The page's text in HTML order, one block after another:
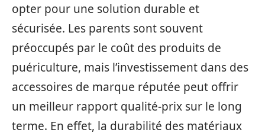
opter pour une solution durable et
sécurisée. Les parents sont souvent
préoccupés par le coût des produits de
puériculture, mais l’investissement dans des
accessoires de marque réputée peut offrir
un meilleur rapport qualité-prix sur le long
terme. En effet, la durabilité des matériaux